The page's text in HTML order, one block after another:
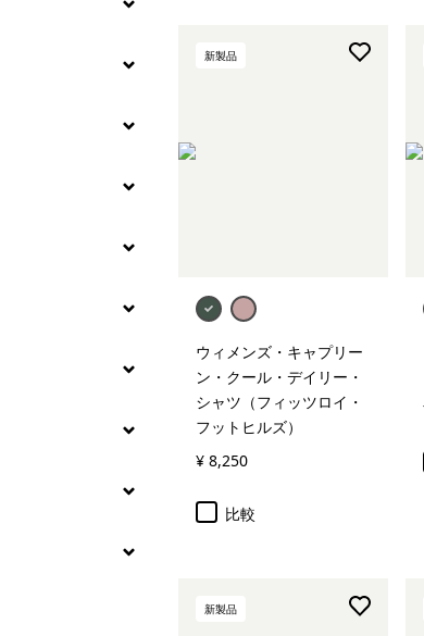
絞り込み
保温指標
絞り込み
アクティビティ
絞り込み
気象条件
絞り込み
特徴
新製品
ウィメンズ・キャプリー
ン・クール・デイリー・
シャツ（フィッツロイ・
フットヒルズ）
¥ 8,250
比較
新製品